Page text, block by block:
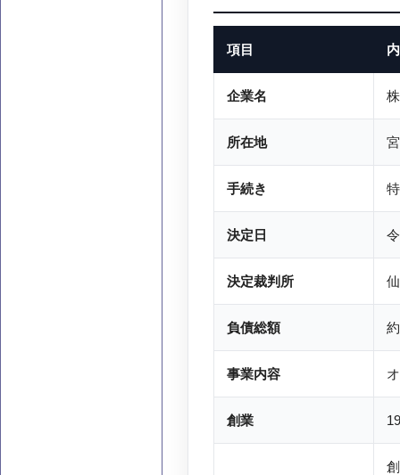
項目
企業名
所在地
手続き
決定日
決定裁判所
負債総額
事業内容
創業